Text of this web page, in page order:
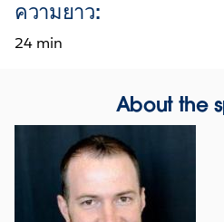
ความยาว:
24 min
About the